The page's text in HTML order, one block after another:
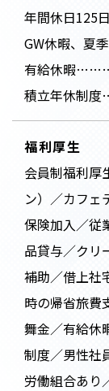
年間休日125日
GW休暇、夏
有給休暇………
積立年休制度
福利厚生
会員制福利厚
ン）／カフェ
保険加入／従
品貸与／クリ
補助／借上社
時の帰省旅費
舞金／有給休
制度／男性社
労働組合あり